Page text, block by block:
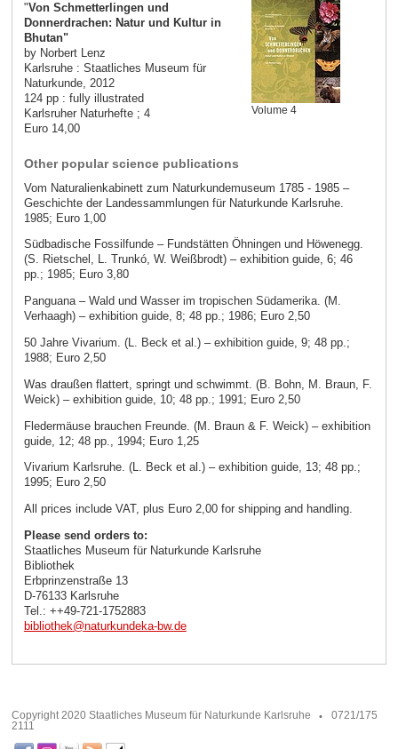
Volume 4
"Von Schmetterlingen und
Donnerdrachen: Natur und Kultur in
Bhutan"
by Norbert Lenz
Karlsruhe : Staatliches Museum für
Naturkunde, 2012
124 pp : fully illustrated
Karlsruher Naturhefte ; 4
Euro 14,00
Other popular science publications
Vom Naturalienkabinett zum Naturkundemuseum 1785 - 1985 –
Geschichte der Landessammlungen für Naturkunde Karlsruhe.
1985; Euro 1,00
Südbadische Fossilfunde – Fundstätten Öhningen und Höwenegg.
(S. Rietschel, L. Trunkó, W. Weißbrodt) – exhibition guide, 6; 46
pp.; 1985; Euro 3,80
Panguana – Wald und Wasser im tropischen Südamerika. (M.
Verhaagh) – exhibition guide, 8; 48 pp.; 1986; Euro 2,50
50 Jahre Vivarium. (L. Beck et al.) – exhibition guide, 9; 48 pp.;
1988; Euro 2,50
Was draußen flattert, springt und schwimmt. (B. Bohn, M. Braun, F.
Weick) – exhibition guide, 10; 48 pp.; 1991; Euro 2,50
Fledermäuse brauchen Freunde. (M. Braun & F. Weick) – exhibition
guide, 12; 48 pp., 1994; Euro 1,25
Vivarium Karlsruhe. (L. Beck et al.) – exhibition guide, 13; 48 pp.;
1995; Euro 2,50
All prices include VAT, plus Euro 2,00 for shipping and handling.
Please send orders to:
Staatliches Museum für Naturkunde Karlsruhe
Bibliothek
Erbprinzenstraße 13
D-76133 Karlsruhe
Tel.: ++49-721-1752883
bibliothek@naturkundeka-bw.de
Copyright 2020 Staatliches Museum für Naturkunde Karlsruhe
0721/175
2111